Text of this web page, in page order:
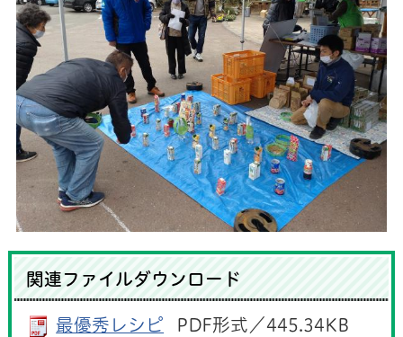
関連ファイルダウンロード
最優秀レシピ PDF形式／445.34KB